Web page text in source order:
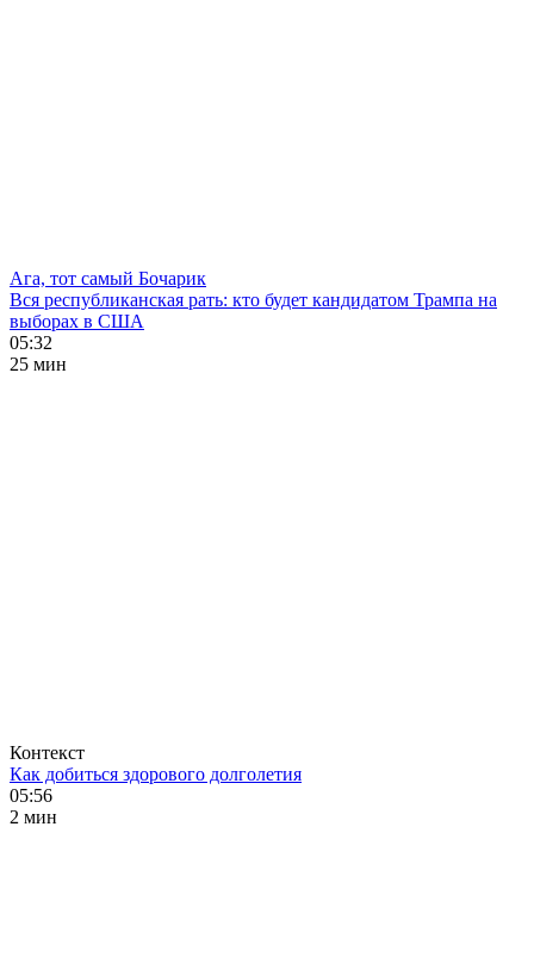
Ага, тот самый Бочарик
Вся республиканская рать: кто будет кандидатом Трампа на
выборах в США
05:32
25 мин
Контекст
Как добиться здорового долголетия
05:56
2 мин